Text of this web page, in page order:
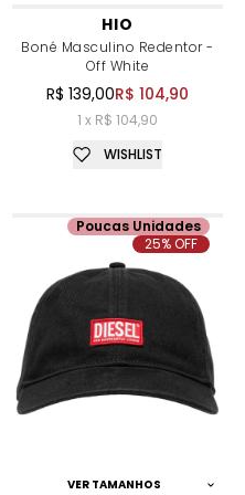
HIO
Boné Masculino Redentor -
Off White
R$ 139,00R$ 104,90
1 x R$ 104,90
WISHLIST
VER TAMANHOS
Poucas Unidades
25% OFF